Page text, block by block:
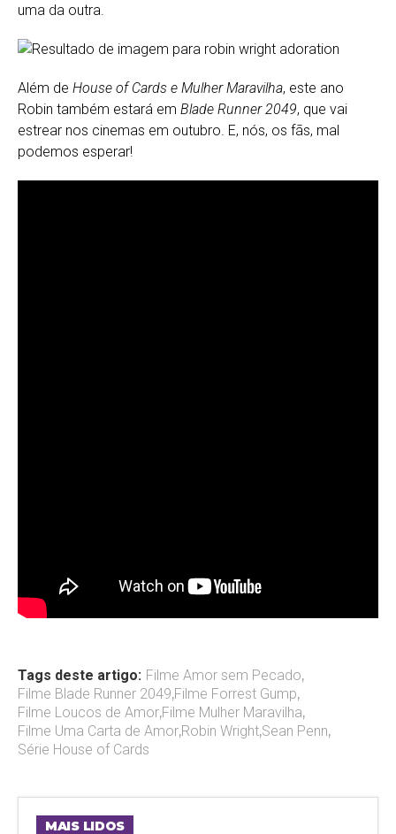
uma da outra.
Além de House of Cards e Mulher Maravilha, este ano
Robin também estará em Blade Runner 2049, que vai
estrear nos cinemas em outubro. E, nós, os fãs, mal
podemos esperar!
Tags deste artigo: Filme Amor sem Pecado,
Filme Blade Runner 2049,Filme Forrest Gump,
Filme Loucos de Amor,Filme Mulher Maravilha,
Filme Uma Carta de Amor,Robin Wright,Sean Penn,
Série House of Cards
MAIS LIDOS